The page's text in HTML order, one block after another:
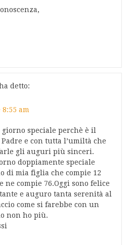
detto:
am
speciale perchè è il
e con tutta l’umiltà che
gli auguri più sinceri.
doppiamente speciale
di mia figlia che compie 12
ne compie 76.Oggi sono felice
e auguro tanta serenità al
come si farebbe con un
non ho più.